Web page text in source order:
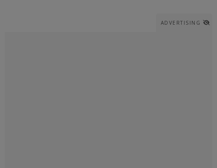
ADVERTISING